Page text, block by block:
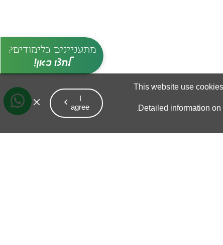
This website use cookies
Detai ed information on
I
agree
C o se
t
מתעניינים בלימודים?
לחצו כאן!